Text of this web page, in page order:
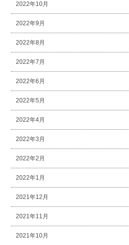
2022年10月
2022年9月
2022年8月
2022年7月
2022年6月
2022年5月
2022年4月
2022年3月
2022年2月
2022年1月
2021年12月
2021年11月
2021年10月